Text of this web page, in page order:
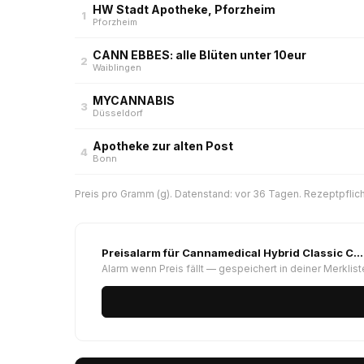
1 HW Stadt Apotheke, Pforzheim
Pforzheim
2 CANN EBBES: alle Blüten unter 10eur
Waiblingen
3 MYCANNABIS
Düsseldorf
4 Apotheke zur alten Post
Bonn
Preis pro Gramm (g). Datenstand: vor 36 Tagen.
Preisalarm für Cannamedical Hybrid Classic C…
Alarm wenn Preis fällt — gespeichert in deiner